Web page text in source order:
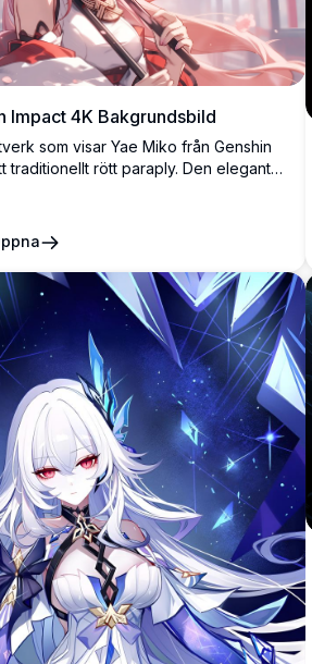
Impact 4K Bakgrundsbild
som visar Yae Miko från Genshin
traditionellt rött paraply. Den eleganta
perfekt för